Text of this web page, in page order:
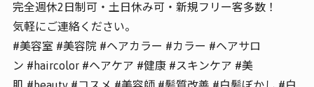
完全週休2日制可・土日休み可・新規フリー客多数！
気軽にご連絡ください。
#美容室 #美容院 #ヘアカラー #カラー #ヘアサロ
ン #haircolor #ヘアケア #健康 #スキンケア #美